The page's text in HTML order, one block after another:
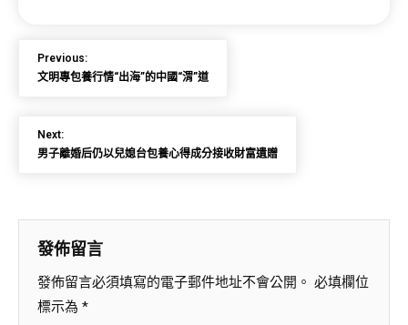
Previous:
文明專包養行情“出海”的中國“渭”道
Next:
男子離婚后仍以兒媳台包養心得成分接收財富遺贈
發佈留言
發佈留言必須填寫的電子郵件地址不會公開。 必填欄位
標示為 *